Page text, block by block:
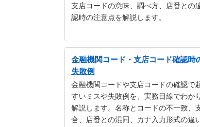
支店コードの意味、調べ方、店番との
認時の注意点を解説します。
金融機関コード・支店コード確認時
失敗例
金融機関コードや支店コードの確認で
すいミスや失敗例を、実務目線でわか
解説します。名称とコードの不一致、
合、店番との混同、カナ入力形式の違